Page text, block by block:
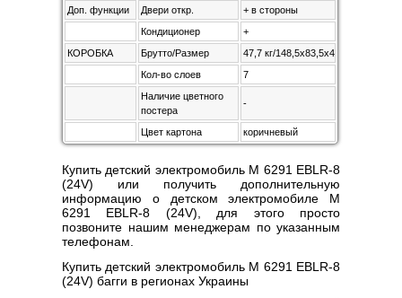
Доп. функции
Двери откр.
+ в стороны
Кондиционер
+
КОРОБКА
Брутто/Размер
47,7 кг/148,5х83,5х45
Кол-во слоев
7
Наличие цветного
постера
-
Цвет картона коричневый
Купить детский электромобиль M 6291 EBLR-8
(24V) или получить дополнительную
информацию о детском электромобиле M
6291 EBLR-8 (24V), для этого просто
позвоните нашим менеджерам по указанным
телефонам.
Купить детский электромобиль M 6291 EBLR-8
(24V) багги в регионах Украины